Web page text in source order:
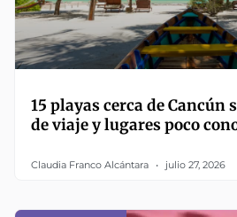
15 playas cerca de Cancún
de viaje y lugares poco
Claudia Franco Alcántara julio 27, 2026